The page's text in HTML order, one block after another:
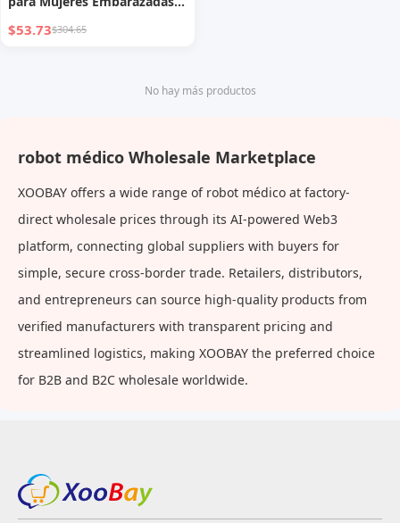
en Casa
$53.73$304.65
No hay más productos
robot médico Wholesale Marketplace
XOOBAY offers a wide range of robot médico at factory-
direct wholesale prices through its AI-powered Web3
platform, connecting global suppliers with buyers for
simple, secure cross-border trade. Retailers, distributors,
and entrepreneurs can source high-quality products from
verified manufacturers with transparent pricing and
streamlined logistics, making XOOBAY the preferred choice
for B2B and B2C wholesale worldwide.